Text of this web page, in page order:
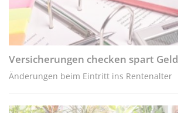
Versicherungen checken spart Geld
Änderungen beim Eintritt ins Rentenalter